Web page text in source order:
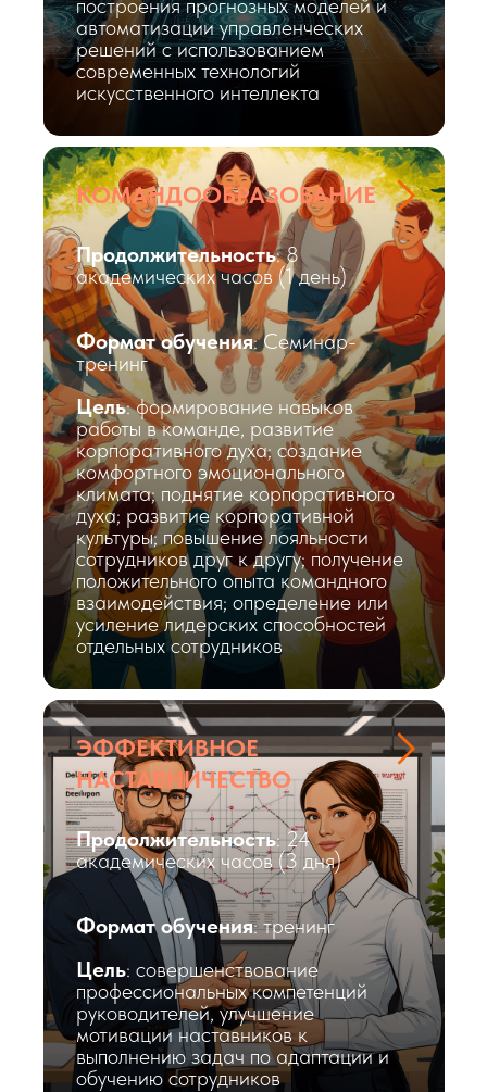
построения прогнозных моделей и
автоматизации управленческих
решений с использованием
современных технологий
искусственного интеллекта
КОМАНДООБРАЗОВАНИЕ
Продолжительность: 8
академических часов (1 день)
Формат обучения: Семинар-
тренинг
Цель: формирование навыков
работы в команде, развитие
корпоративного духа; создание
комфортного эмоционального
климата; поднятие корпоративного
духа; развитие корпоративной
культуры; повышение лояльности
сотрудников друг к другу; получение
положительного опыта командного
взаимодействия; определение или
усиление лидерских способностей
отдельных сотрудников
ЭФФЕКТИВНОЕ
НАСТАВНИЧЕСТВО
Продолжительность: 24
академических часов (3 дня)
Формат обучения: тренинг
Цель: совершенствование
профессиональных компетенций
руководителей, улучшение
мотивации наставников к
выполнению задач по адаптации и
обучению сотрудников